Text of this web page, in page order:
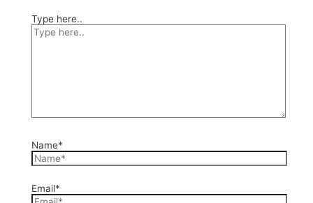
Type here..
Name*
Email*